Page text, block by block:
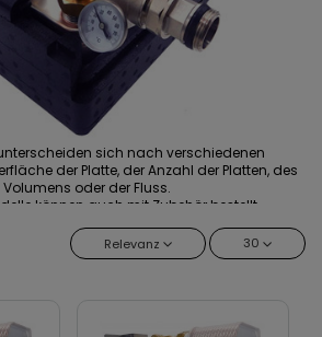
sich nach verschiedenen
der Platte, der Anzahl der Platten, des
oder der Fluss.
können auch mit Zubehör bestellt
unterscheidet und Zeit spart.
der folgenden Reihe von Wärmetauschern
220x90mm Platte, Anschlüsse immer in
Relevanz 30